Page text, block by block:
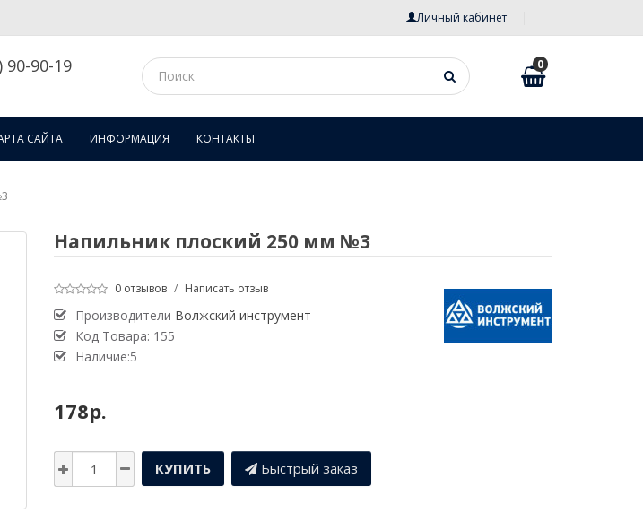
Личный кабинет
90-90-19 0
САЙТА ИНФОРМАЦИЯ КОНТАКТЫ
Напильник плоский 250 мм №3
0 отзывов / Написать отзыв
Производители Волжский инструмент
Код Товара: 155
Наличие:5
178р.
КУПИТЬ Быстрый заказ